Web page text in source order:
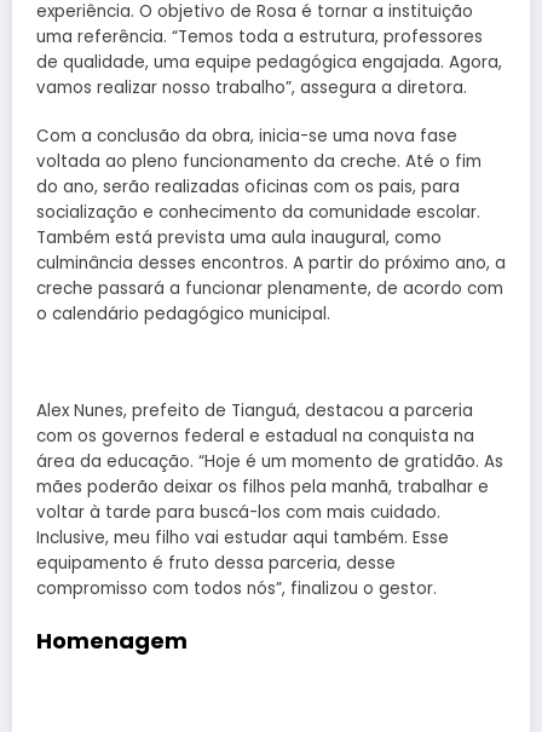
experiência. O objetivo de Rosa é tornar a instituição
uma referência. “Temos toda a estrutura, professores
de qualidade, uma equipe pedagógica engajada. Agora,
vamos realizar nosso trabalho”, assegura a diretora.
Com a conclusão da obra, inicia-se uma nova fase
voltada ao pleno funcionamento da creche. Até o fim
do ano, serão realizadas oficinas com os pais, para
socialização e conhecimento da comunidade escolar.
Também está prevista uma aula inaugural, como
culminância desses encontros. A partir do próximo ano, a
creche passará a funcionar plenamente, de acordo com
o calendário pedagógico municipal.
Alex Nunes, prefeito de Tianguá, destacou a parceria
com os governos federal e estadual na conquista na
área da educação. “Hoje é um momento de gratidão. As
mães poderão deixar os filhos pela manhã, trabalhar e
voltar à tarde para buscá-los com mais cuidado.
Inclusive, meu filho vai estudar aqui também. Esse
equipamento é fruto dessa parceria, desse
compromisso com todos nós”, finalizou o gestor.
Homenagem